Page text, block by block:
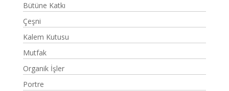
Bütüne Katkı
Çeşni
Kalem Kutusu
Mutfak
Organik İşler
Portre